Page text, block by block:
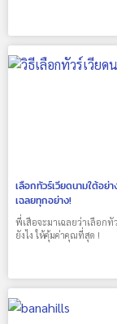
เลือกทัวร์เวียดนามใต้อย่
เฉลยทุกอย่าง!
พี่เสือจะมาเฉลยว่าเลือกทั
ยังไง ให้คุ้มค่าคุณที่สุด !